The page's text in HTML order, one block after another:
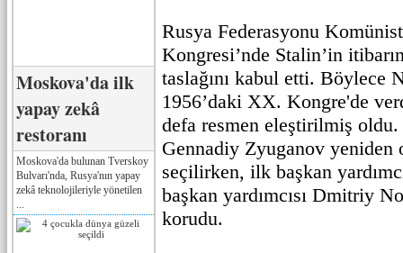
Moskova'da ilk
yapay zekâ
restoranı
Moskova'da bulunan Tverskoy
Bulvarı'nda, Rusya'nın yapay
zekâ teknolojileriyle yönetilen
Rusya Federasyonu
Kongresi’nde Stalin’in
taslağını kabul etti. Böylece
1956’daki XX. Kongre'de
defa resmen eleştirilmiş
Gennadiy Zyuganov
seçilirken, ilk başkan
başkan yardımcısı Dmitriy
korudu.